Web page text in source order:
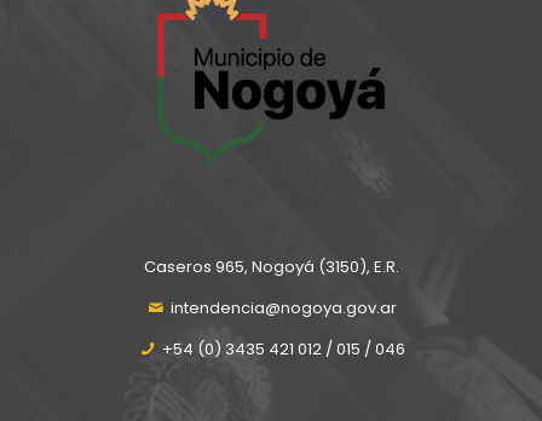
Caseros 965, Nogoyá (3150), E.R.
intendencia@nogoya.gov.ar
+54 (0) 3435 421 012 / 015 / 046